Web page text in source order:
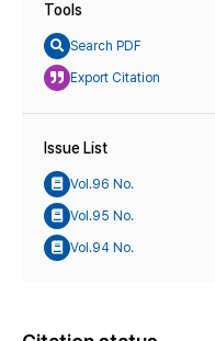
Tools
Search PDF
Export Citation
Issue List
Vol.96 No.
Vol.95 No.
Vol.94 No.